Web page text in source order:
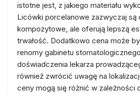
istotne jest, z jakiego materiału
Licówki porcelanowe zazwyczaj są
kompozytowe, ale oferują lepszą
trwałość. Dodatkowo cena może
renomy gabinetu
doświadczenia lekarza
również zwrócić uwagę na
ceny mogą się różnić w zależności